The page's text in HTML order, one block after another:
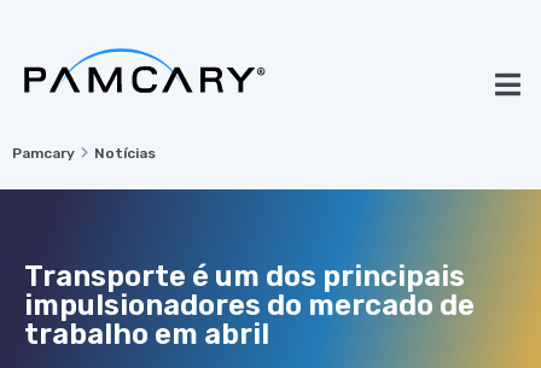
Pamcary Notícias
Transporte é um dos principais
impulsionadores do mercado de
trabalho em abril